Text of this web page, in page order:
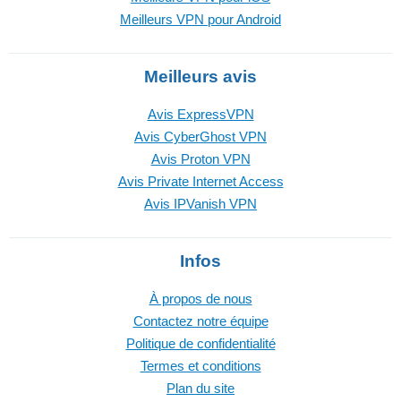
Meilleurs VPN pour Android
Meilleurs avis
Avis ExpressVPN
Avis CyberGhost VPN
Avis Proton VPN
Avis Private Internet Access
Avis IPVanish VPN
Infos
À propos de nous
Contactez notre équipe
Politique de confidentialité
Termes et conditions
Plan du site